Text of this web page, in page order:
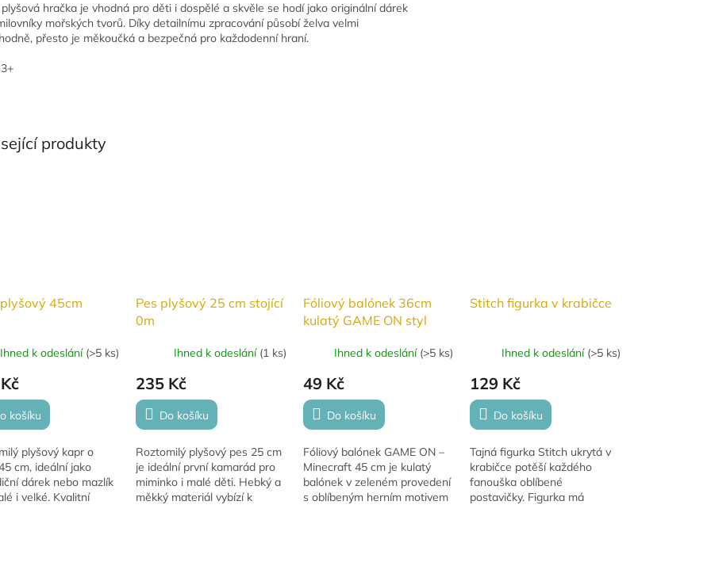
produkty
45cm
Ihned k odeslání (>5 ks)
košíku
plyšový kapr o
cm, ideální jako
dárek nebo mazlík
i velké. Kvalitní
Pes plyšový 25 cm stojící
0m
Ihned k odeslání (1 ks)
235 Kč
Do košíku
Roztomilý plyšový pes 25 cm
je ideální první kamarád pro
miminko i malé děti. Hebký a
měkký materiál vybízí k
Fóliový balónek 36cm
kulatý GAME ON styl
Ihned k odeslání (>5 ks)
49 Kč
Do košíku
Fóliový balónek GAME ON –
Minecraft 45 cm je kulatý
balónek v zeleném provedení
s oblíbeným herním motivem
Stitch figurka v krabičce
Ihned k odeslání (>5 ks)
129 Kč
Do košíku
Tajná figurka Stitch ukrytá v
krabičce potěší každého
fanouška oblíbené
postavičky. Figurka má
hračka je vhodná pro děti i dospělé a skvěle se hodí jako originální dárek
mořských tvorů. Díky detailnímu zpracování působí želva velmi
přesto je měkoučká a bezpečná pro každodenní hraní.